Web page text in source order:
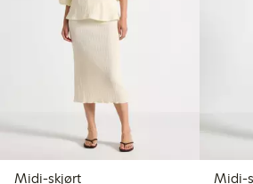
Midi-skjørt
Midi-